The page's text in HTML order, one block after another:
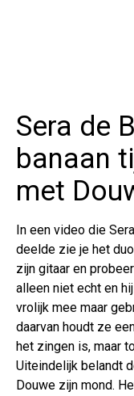
Sera de
banaan
met
In een video die
deelde zie je het
zijn gitaar en
alleen niet echt en
vrolijk mee maar
daarvan houdt ze
het zingen is, maar
Uiteindelijk belandt
Douwe zijn mond.